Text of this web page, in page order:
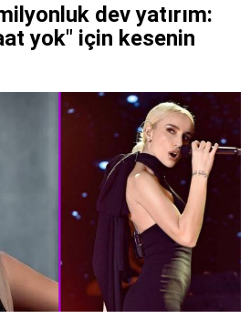
dev yatırım:
yok" için kesenin